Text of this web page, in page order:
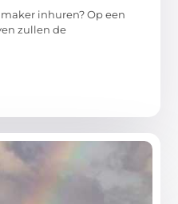
inhuren? Op een
zullen de